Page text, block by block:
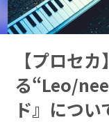
【プロセ
る“Leo/
ド』につ